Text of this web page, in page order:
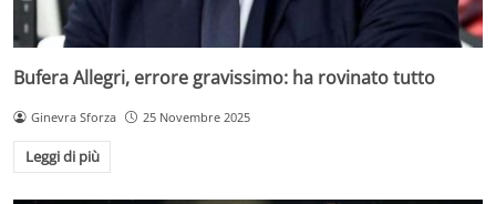
Bufera Allegri, errore gravissimo: ha rovinato tutto
Ginevra Sforza 25 Novembre 2025
Leggi di più